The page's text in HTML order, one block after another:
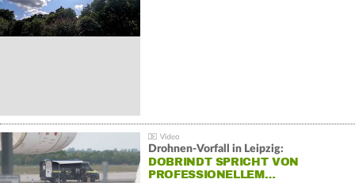
Drohnen-Vorfall in Leipzig:
DOBRINDT SPRICHT VON
PROFESSIONELLEM…